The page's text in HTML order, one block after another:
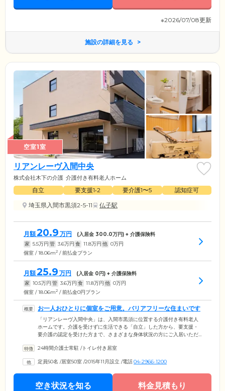
※2026/07/08更新
施設の詳細を見る
空室1室
リアンレーヴ入間中央
株式会社木下の介護 介護付き有料老人ホーム
自立 要支援1•2 要介護1〜5
認知症可
埼玉県入間市黒須2-5-11
仏子駅
月額20.9 万円 (入居金 300.0万円) + 介護保険料
家 5.5万円 管 3.6万円 食 11.8万円 他 0万円
個室 / 18.06m2 / 前払金プラン
月額25.9 万円 (入居金 0円) + 介護保険料
家 10.5万円 管 3.6万円 食 11.8万円 他 0万円
個室 / 18.06m2 / 前払金0円プラン
お一人おひとりに個室をご用意。バリアフリーな住まいです
「リアンレーヴ入間中央」は、入間市黒須に位置する介護付き有料老人
ホームです。介護を受けずに生活できる「自立」した方から、要支援・
要介護の認定を受けた方まで、さまざまな身体状況の方にご入居いただ
用意。プライバシーが保たれた環境で、必要な介護サービスを受けられ
所に手すりを取り付けているので、歩行に不安を抱えた方も安全な移動
が可能です。さらに、共用部の浴室には、寝たまま入浴できる機械浴が
24時間介護士常駐 /トイレ付き居室
定員50名 /居室50室 /2015年11月設立 /電話04-2966-1200
空き状況を知る 料金見積もり